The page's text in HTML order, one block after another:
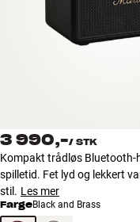
Tilbehør
NYHETER
TILBUD
Finn Butikk
3 990,-/ STK
Kompakt trådløs
spilletid. Fet lyd og lekkert
stil. Les mer
FargeBlack and Brass